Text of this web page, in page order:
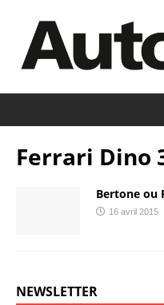
Ferrari Dino
Bertone ou
16 avril 2015
NEWSLETTER